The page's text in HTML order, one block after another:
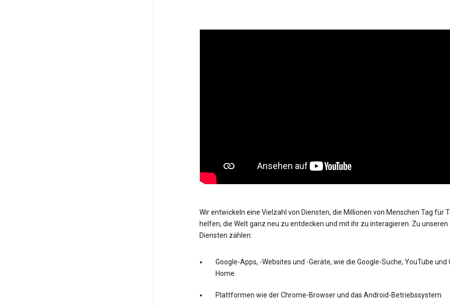
Wir entwickeln eine Vielzahl von Diensten, die Millionen von Menschen Tag für
helfen, die Welt ganz neu zu entdecken und mit ihr zu interagieren. Zu unseren
Diensten zählen:
Google-Apps, -Websites und -Geräte, wie die Google-Suche, YouTube und
Home
Plattformen wie der Chrome-Browser und das Android-Betriebssystem